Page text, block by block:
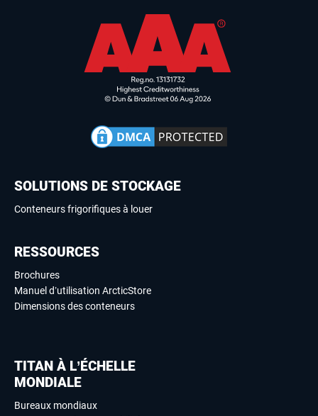
SOLUTIONS DE STOCKAGE
Conteneurs frigorifiques à louer
RESSOURCES
Brochures
Manuel d’utilisation ArcticStore
Dimensions des conteneurs
TITAN À L’ÉCHELLE
MONDIALE
Bureaux mondiaux